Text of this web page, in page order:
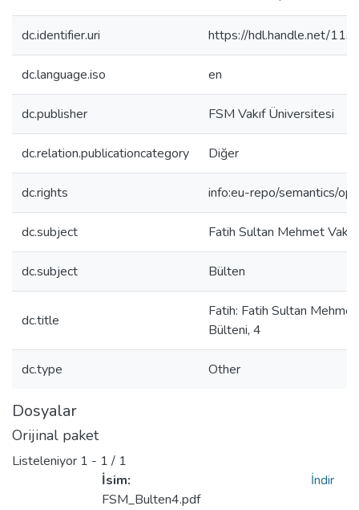
dc.identifier.uri https://hdl.handle.net/
dc.language.iso en
dc.publisher FSM Vakıf Üniversitesi
dc.relation.publicationcategory Diğer
dc.rights info:eu-repo/semantics/
dc.subject Fatih Sultan Mehmet
dc.subject Bülten
dc.title
Fatih: Fatih Sultan
Bülteni, 4
dc.type Other
Dosyalar
Orijinal paket
Listeleniyor 1 - 1 / 1
İsim:
FSM_Bulten4.pdf
İndir